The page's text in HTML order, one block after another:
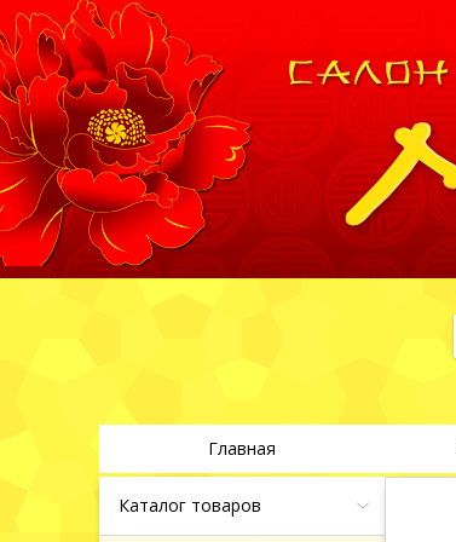
Главная
Каталог товаров